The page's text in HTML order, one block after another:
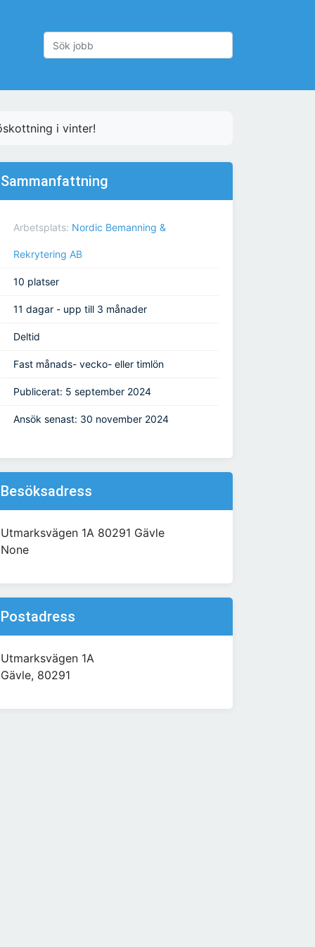
i vinter!
Sammanfattning
Arbetsplats: Nordic Bemanning &
Rekrytering AB
10 platser
11 dagar - upp till 3 månader
Deltid
Fast månads- vecko- eller timlön
Publicerat: 5 september 2024
Ansök senast: 30 november 2024
Besöksadress
Utmarksvägen 1A 80291 Gävle
None
Postadress
Utmarksvägen 1A
Gävle, 80291